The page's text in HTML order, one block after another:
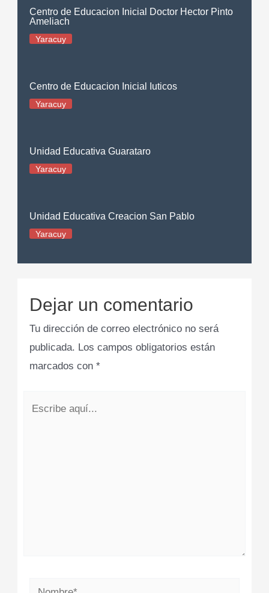
Centro de Educacion Inicial Doctor Hector Pinto
Ameliach
Yaracuy
Centro de Educacion Inicial Iuticos
Yaracuy
Unidad Educativa Guarataro
Yaracuy
Unidad Educativa Creacion San Pablo
Yaracuy
Dejar un comentario
Tu dirección de correo electrónico no será
publicada. Los campos obligatorios están
marcados con*
Nombre*